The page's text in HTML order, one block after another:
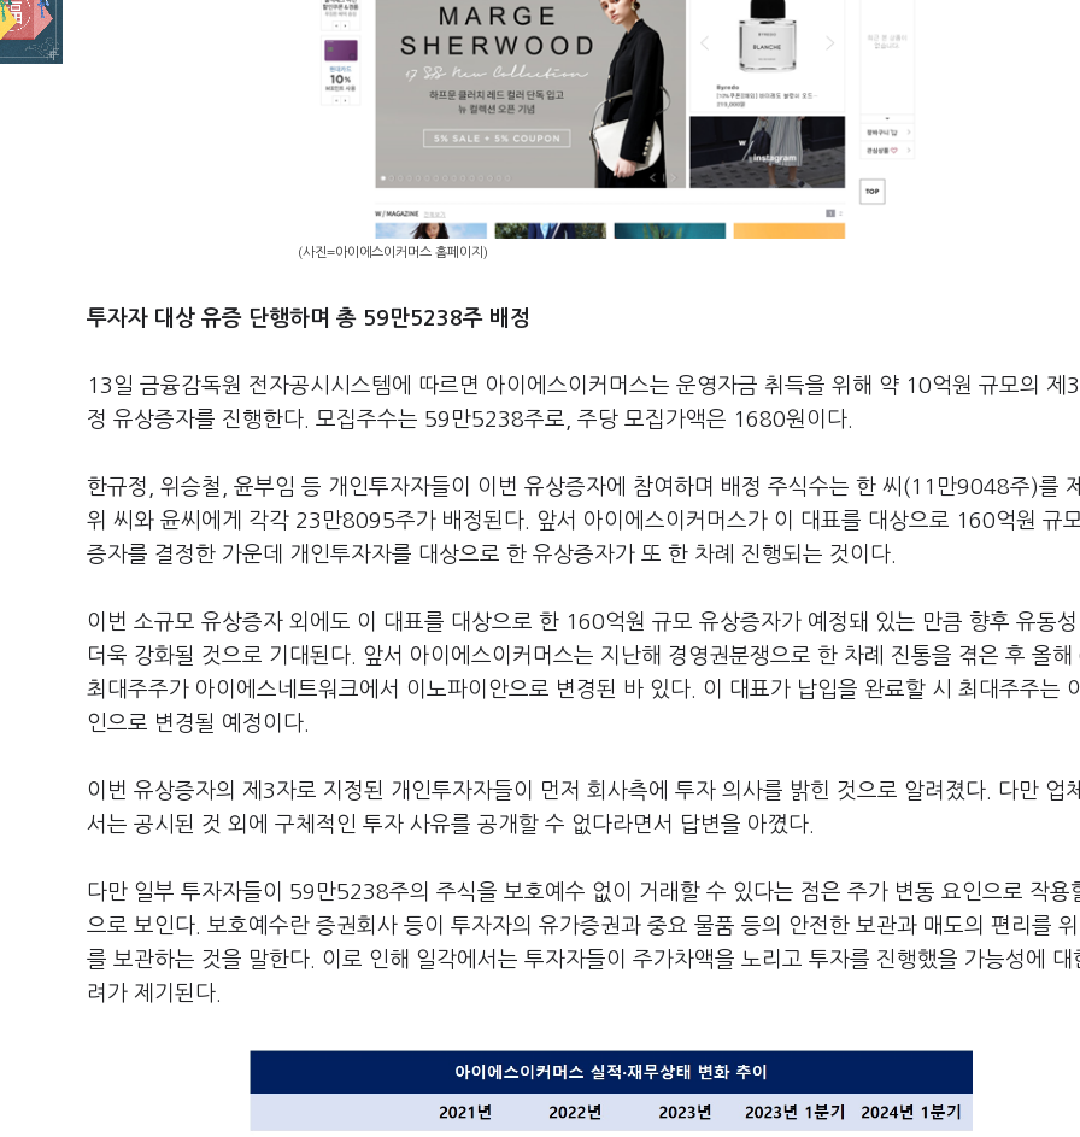
(사진=아이에스이커머스 홈페이지)
투자자 대상 유증 단행하며 총 59만5238주 배정
13일 금융감독원 전자공시시스템에 따르면 아이에스이커머스는 운영자금 취득을 위해 약 10억원 규모의 제
정 유상증자를 진행한다. 모집주수는 59만5238주로, 주당 모집가액은 1680원이다.
한규정, 위승철, 윤부임 등 개인투자자들이 이번 유상증자에 참여하며 배정 주식수는 한 씨(11만9048주)를
위 씨와 윤씨에게 각각 23만8095주가 배정된다. 앞서 아이에스이커머스가 이 대표를 대상으로 160억원 규
증자를 결정한 가운데 개인투자자를 대상으로 한 유상증자가 또 한 차례 진행되는 것이다.
이번 소규모 유상증자 외에도 이 대표를 대상으로 한 160억원 규모 유상증자가 예정돼 있는 만큼 향후 유동
더욱 강화될 것으로 기대된다. 앞서 아이에스이커머스는 지난해 경영권분쟁으로 한 차례 진통을 겪은 후 올해
최대주주가 아이에스네트워크에서 이노파이안으로 변경된 바 있다. 이 대표가 납입을 완료할 시 최대주주는
인으로 변경될 예정이다.
이번 유상증자의 제3자로 지정된 개인투자자들이 먼저 회사측에 투자 의사를 밝힌 것으로 알려졌다. 다만 업
서는 공시된 것 외에 구체적인 투자 사유를 공개할 수 없다라면서 답변을 아꼈다.
다만 일부 투자자들이 59만5238주의 주식을 보호예수 없이 거래할 수 있다는 점은 주가 변동 요인으로 작용
으로 보인다. 보호예수란 증권회사 등이 투자자의 유가증권과 중요 물품 등의 안전한 보관과 매도의 편리를
를 보관하는 것을 말한다. 이로 인해 일각에서는 투자자들이 주가차액을 노리고 투자를 진행했을 가능성에 대
려가 제기된다.